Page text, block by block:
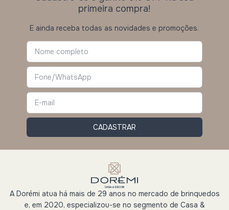
primeira compra!
E ainda receba todas as novidades e promoções.
A Dorémi atua há mais de 29 anos no mercado de brinquedos
e, em 2020, especializou-se no segmento de Casa &